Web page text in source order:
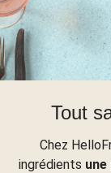
Tout
Chez
ingrédients